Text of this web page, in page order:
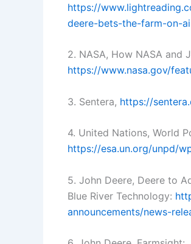
https://
deere-bets-the-farm-on-
2. NASA, How NASA and
https://www.nasa.gov/
3. Sentera, https://
4. United Nations, World
https://esa.un.org/unpd/
5. John Deere, Deere to
Blue River Technology:
announcements/news-